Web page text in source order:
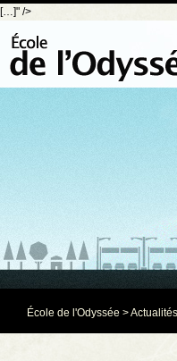
[…]" />
École de l'Odyssée >Actualités